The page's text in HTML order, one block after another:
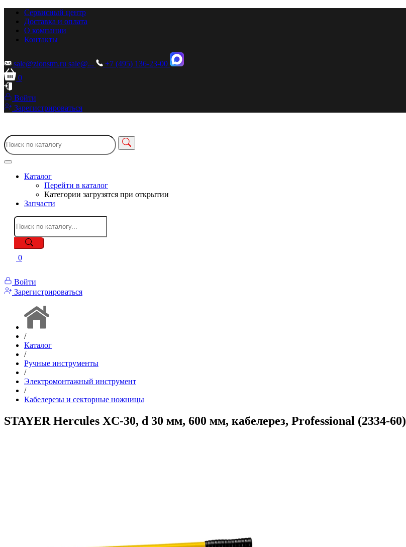
Сервисный центр
Доставка и оплата
О компании
Контакты
sale@zionstm.ru sale@...
+7 (495) 136-23-00
0
Войти
Зарегистрироваться
Каталог
Перейти в каталог
Категории загрузятся при открытии
Запчасти
0
Войти
Зарегистрироваться
/
Каталог
/
Ручные инструменты
/
Электромонтажный инструмент
/
Кабелерезы и секторные ножницы
STAYER Hercules XC-30, d 30 мм, 600 мм, кабелерез, Professional (2334-60)